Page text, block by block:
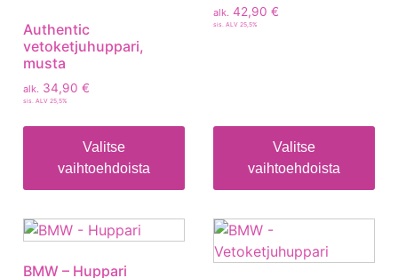
Authentic
vetoketjuhuppari,
musta
alk. 34,90 €
sis. ALV 25,5%
Valitse
vaihtoehdoista
alk. 42,90 €
sis. ALV 25,5%
Valitse
vaihtoehdoista
BMW – Huppari